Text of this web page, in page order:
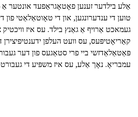
אַלע בילדער זענען פאָטאָגראַפעד אונטער
טוען די ענדערונגען, און די טאָוטאַלאַטי פון
געמאכט אַרויף אַ גאַנץ בילד. עס איז
קאַריאָטיפּעס, עס וועט העלפן
פּאַטאַלאַדזשי ביי פרי סטאַגעס פון דער
עמבריאָ. נאָך אַלע, עס איז משפּיע די געבורט